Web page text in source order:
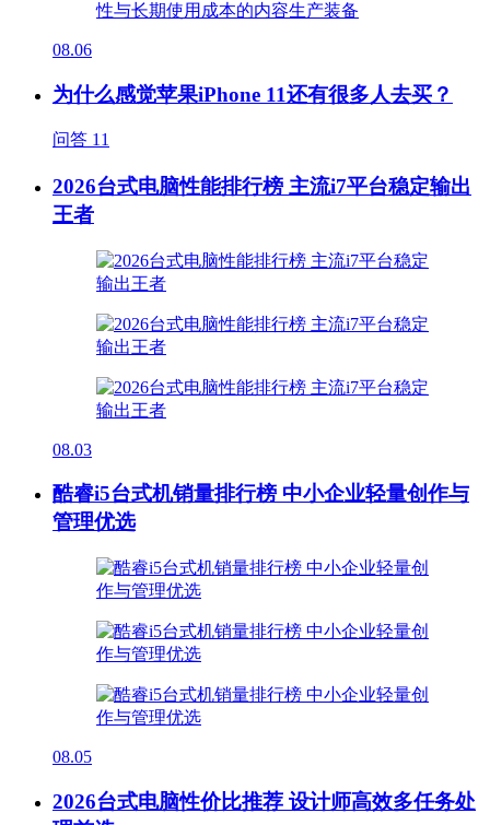
08.06
为什么感觉苹果iPhone 11还有很多人去买？
问答 11
2026台式电脑性能排行榜 主流i7平台稳定输出
王者
08.03
酷睿i5台式机销量排行榜 中小企业轻量创作与
管理优选
08.05
2026台式电脑性价比推荐 设计师高效多任务处